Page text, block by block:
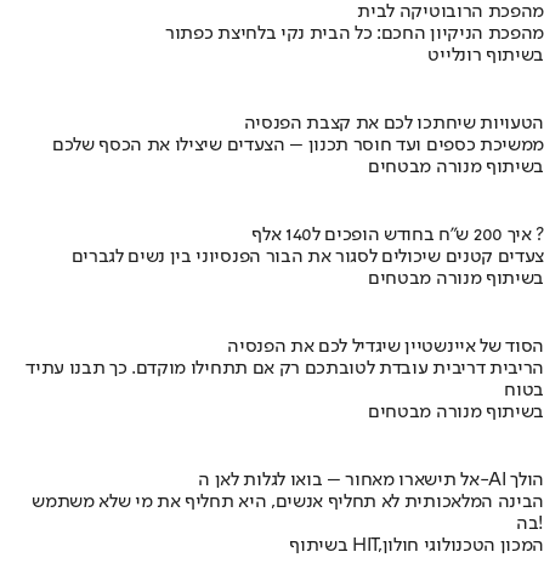
מהפכת הרובוטיקה לבית
מהפכת הניקיון החכם: כל הבית נקי בלחיצת כפתור
בשיתוף רונלייט
הטעויות שיחתכו לכם את קצבת הפנסיה
ממשיכת כספים ועד חוסר תכנון – הצעדים שיצילו את הכסף שלכם
בשיתוף מנורה מבטחים
איך 200 ש"ח בחודש הופכים ל140 אלף ?
צעדים קטנים שיכולים לסגור את הבור הפנסיוני בין נשים לגברים
בשיתוף מנורה מבטחים
הסוד של איינשטיין שיגדיל לכם את הפנסיה
הריבית דריבית עובדת לטובתכם רק אם תתחילו מוקדם. כך תבנו עתיד
בטוח
בשיתוף מנורה מבטחים
אל תישארו מאחור – בואו לגלות לאן ה-AI הולך
הבינה המלאכותית לא תחליף אנשים, היא תחליף את מי שלא משתמש
בה!
בשיתוף HIT,המכון הטכנולוגי חולון